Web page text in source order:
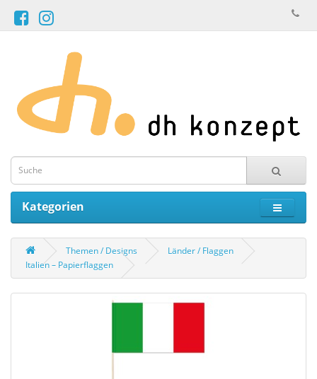
Kategorien
Themen / Designs
Länder / Flaggen
Italien – Papierflaggen